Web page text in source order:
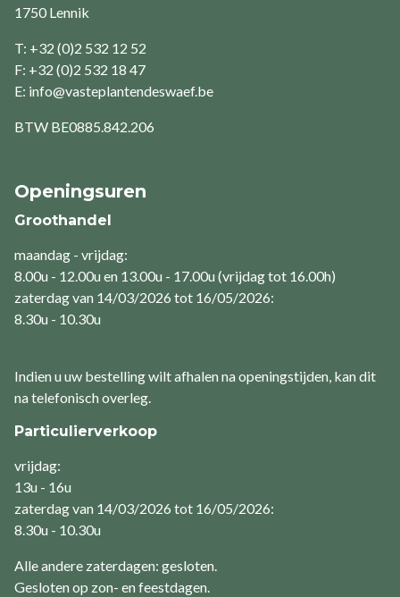
1750 Lennik
T: +32 (0)2 532 12 52
F: +32 (0)2 532 18 47
E: info@vasteplantendeswaef.be
BTW BE0885.842.206
Openingsuren
Groothandel
maandag - vrijdag:
8.00u - 12.00u en 13.00u - 17.00u (vrijdag tot 16.00h)
zaterdag van 14/03/2026 tot 16/05/2026:
8.30u - 10.30u
Indien u uw bestelling wilt afhalen na openingstijden, kan dit
na telefonisch overleg.
Particulierverkoop
vrijdag:
13u - 16u
zaterdag van 14/03/2026 tot 16/05/2026:
8.30u - 10.30u
Alle andere zaterdagen: gesloten.
Gesloten op zon- en feestdagen.